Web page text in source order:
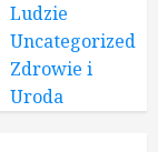
Ludzie
Uncategorized
Zdrowie i
Uroda